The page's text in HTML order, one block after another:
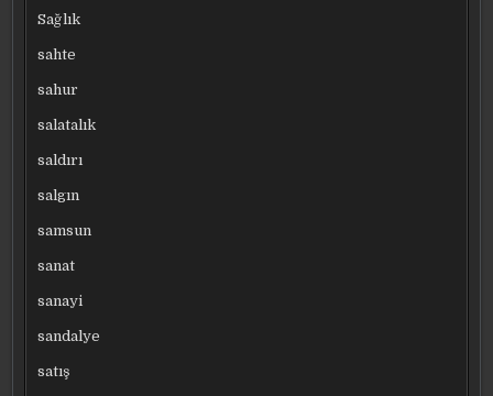
Sağlık
sahte
sahur
salatalık
saldırı
salgın
samsun
sanat
sanayi
sandalye
satış